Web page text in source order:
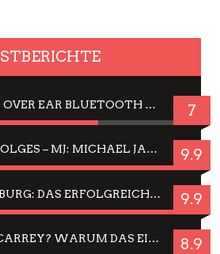
JBL TUNE 720BT: OVER EAR BLUETOOTH KOPFHÖRER UM DIE 50,-€ IM DAUER-TEST 7
WEGEN DES ERFOLGES – MJ: MICHAEL JACKSON MUSICAL IN EINER MATINEE SEHEN 9.9
JELLYFISH HAMBURG: DAS ERFOLGREICHE SOMMER-MENÜ 2025 IN GEFÜHLEN UND BILDERN 9.9
CÉSAR FÜR JIM CARREY? WARUM DAS EINER DER NERVIGSTEN ACTORS IST UND BLEIBT 8.9